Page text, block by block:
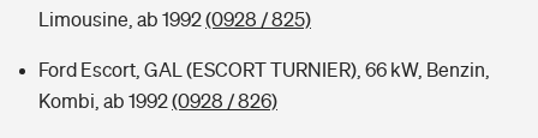
Limousine, ab 1992(0928 / 825)
Ford Escort, GAL (ESCORT TURNIER), 66 kW, Benzin,
Kombi, ab 1992(0928 / 826)